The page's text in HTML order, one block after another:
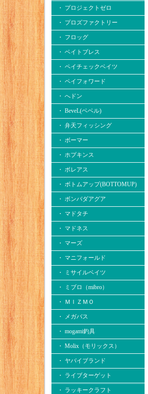
・ プロジェクトゼロ
・ プロズファクトリー
・ フロッグ
・ ベイトブレス
・ ペイチェックベイツ
・ ペイフォワード
・ へドン
・ BeveL(ベベル)
・ 弁天フィッシング
・ ボーマー
・ ホプキンス
・ ボレアス
・ ボトムアップ(BOTTOMUP)
・ ボンバダアグア
・ マドタチ
・ マドネス
・ マーズ
・ マニフォールド
・ ミサイルベイツ
・ ミブロ（mibro）
・ ＭＩＺＭＯ
・ メガバス
・ mogami釣具
・ Molix（モリックス）
・ ヤバイブランド
・ ライブターゲット
・ ラッキークラフト